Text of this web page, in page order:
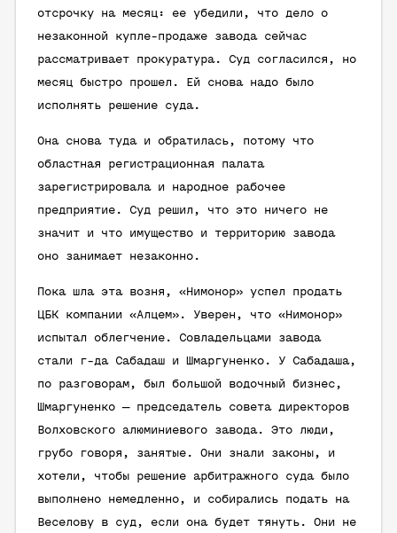
отсрочку на месяц: ее убедили, что дело о
незаконной купле-продаже завода сейчас
рассматривает прокуратура. Суд согласился, но
месяц быстро прошел. Ей снова надо было
исполнять решение суда.
Она снова туда и обратилась, потому что
областная регистрационная палата
зарегистрировала и народное рабочее
предприятие. Суд решил, что это ничего не
значит и что имущество и территорию завода
оно занимает незаконно.
Пока шла эта возня, «Нимонор» успел продать
ЦБК компании «Алцем». Уверен, что «Нимонор»
испытал облегчение. Совладельцами завода
стали г-да Сабадаш и Шмаргуненко. У Сабадаша,
по разговорам, был большой водочный бизнес,
Шмаргуненко — председатель совета директоров
Волховского алюминиевого завода. Это люди,
грубо говоря, занятые. Они знали законы, и
хотели, чтобы решение арбитражного суда было
выполнено немедленно, и собирались подать на
Веселову в суд, если она будет тянуть. Они не